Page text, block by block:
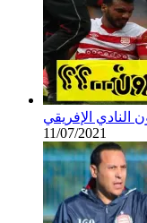
النادي الإفريقي
11/07/2021